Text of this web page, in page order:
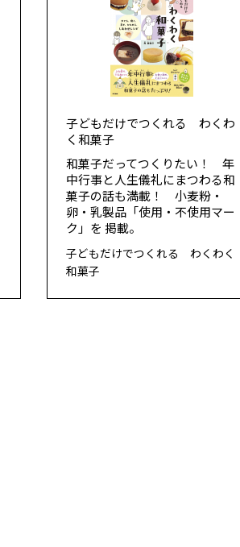
子どもだけでつくれる わくわ
く和菓子
和菓子だってつくりたい！ 年
中行事と人生儀礼にまつわる和
菓子の話も満載！ 小麦粉・
卵・乳製品「使用・不使用マー
ク」を 掲載。
子どもだけでつくれる わくわく
和菓子